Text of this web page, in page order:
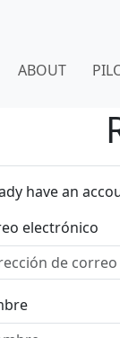
ABOUT
have an
electrónico